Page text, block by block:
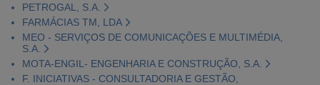
PETROGAL, S.A.
FARMÁCIAS TM, LDA
MEO - SERVIÇOS DE COMUNICAÇÕES E MULTIMÉDIA,
S.A.
MOTA-ENGIL- ENGENHARIA E CONSTRUÇÃO, S.A.
F. INICIATIVAS - CONSULTADORIA E GESTÃO,